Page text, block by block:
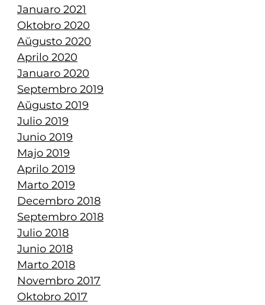
Januaro 2021
Oktobro 2020
Aŭgusto 2020
Aprilo 2020
Januaro 2020
Septembro 2019
Aŭgusto 2019
Julio 2019
Junio 2019
Majo 2019
Aprilo 2019
Marto 2019
Decembro 2018
Septembro 2018
Julio 2018
Junio 2018
Marto 2018
Novembro 2017
Oktobro 2017